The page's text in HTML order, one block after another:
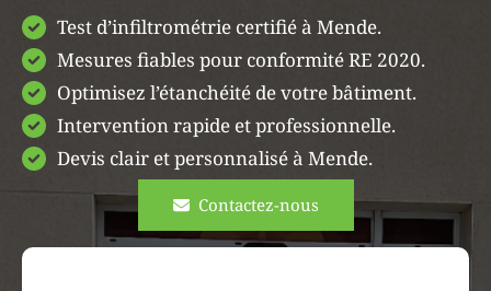
Test d’infiltrométrie certifié à Mende.
Mesures fiables pour conformité RE 2020.
Optimisez l’étanchéité de votre bâtiment.
Intervention rapide et professionnelle.
Devis clair et personnalisé à Mende.
Contactez-nous